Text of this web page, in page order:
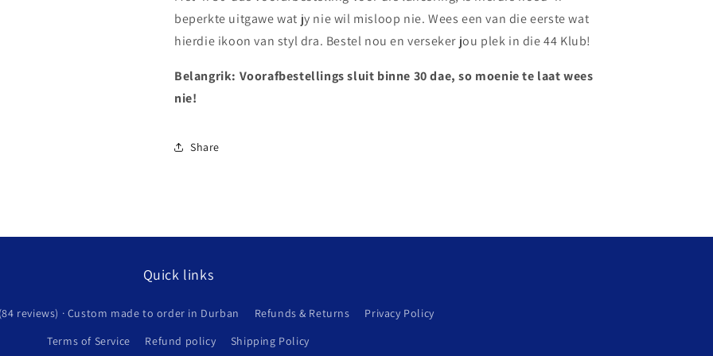
beperkte uitgawe wat jy nie wil misloop nie. Wees een van die eerste wat
hierdie ikoon van styl dra. Bestel nou en verseker jou plek in die 44 Klub!
Belangrik: Voorafbestellings sluit binne 30 dae, so moenie te laat wees
nie!
Share
Quick links
reviews) · Custom made to order in Durban Refunds & Returns
Privacy Policy
Terms of Service
Refund policy Shipping Policy